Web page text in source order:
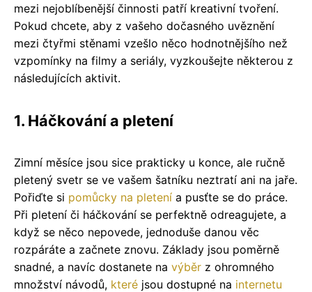
mezi nejoblíbenější činnosti patří kreativní tvoření.
Pokud chcete, aby z vašeho dočasného uvěznění
mezi čtyřmi stěnami vzešlo něco hodnotnějšího než
vzpomínky na filmy a seriály, vyzkoušejte některou z
následujících aktivit.
1. Háčkování a pletení
Zimní měsíce jsou sice prakticky u konce, ale ručně
pletený svetr se ve vašem šatníku neztratí ani na jaře.
Pořiďte si pomůcky na pletení a pusťte se do práce.
Při pletení či háčkování se perfektně odreagujete, a
když se něco nepovede, jednoduše danou věc
rozpáráte a začnete znovu. Základy jsou poměrně
snadné, a navíc dostanete na výběr z ohromného
množství návodů, které jsou dostupné na internetu